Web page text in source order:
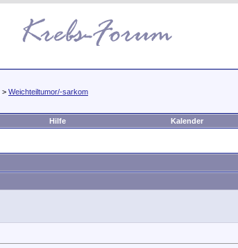
> Weichteiltumor/-sarkom
Hilfe Kalender